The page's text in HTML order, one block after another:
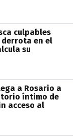
culpables
derrota en el
su
a Rosario a
íntimo de
acceso al